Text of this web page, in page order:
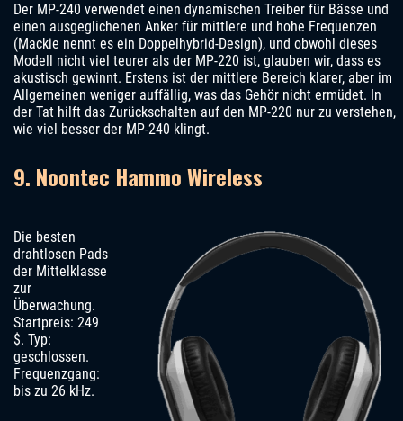
Der MP-240 verwendet einen dynamischen Treiber für Bässe und
einen ausgeglichenen Anker für mittlere und hohe Frequenzen
(Mackie nennt es ein Doppelhybrid-Design), und obwohl dieses
Modell nicht viel teurer als der MP-220 ist, glauben wir, dass es
akustisch gewinnt. Erstens ist der mittlere Bereich klarer, aber im
Allgemeinen weniger auffällig, was das Gehör nicht ermüdet. In
der Tat hilft das Zurückschalten auf den MP-220 nur zu verstehen,
wie viel besser der MP-240 klingt.
9. Noontec Hammo Wireless
Die besten
drahtlosen Pads
der Mittelklasse
zur
Überwachung.
Startpreis: 249
$. Typ:
geschlossen.
Frequenzgang:
bis zu 26 kHz.